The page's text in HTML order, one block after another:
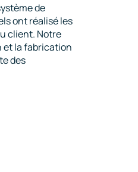
de
ont réalisé les
client. Notre
et la fabrication
des